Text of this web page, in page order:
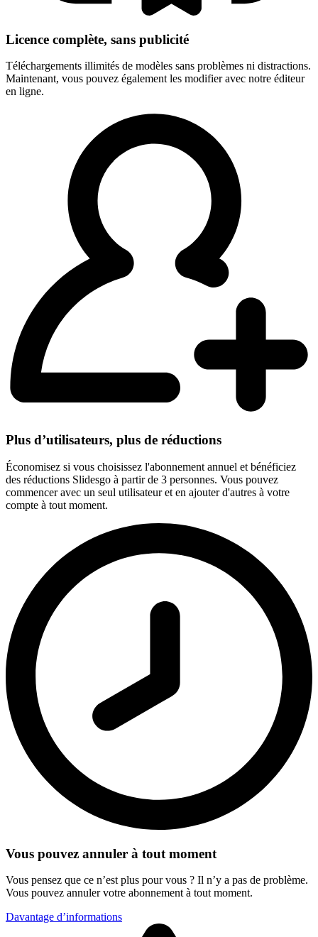
Licence complète, sans publicité
Téléchargements illimités de modèles sans problèmes ni distractions.
Maintenant, vous pouvez également les modifier avec notre éditeur
en ligne.
Plus d’utilisateurs, plus de réductions
Économisez si vous choisissez l'abonnement annuel et bénéficiez
des réductions Slidesgo à partir de 3 personnes. Vous pouvez
commencer avec un seul utilisateur et en ajouter d'autres à votre
compte à tout moment.
Vous pouvez annuler à tout moment
Vous pensez que ce n’est plus pour vous ? Il n’y a pas de problème.
Vous pouvez annuler votre abonnement à tout moment.
Davantage d’informations